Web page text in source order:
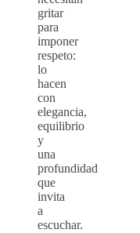
gritar
para
imponer
respeto:
lo
hacen
con
elegancia,
equilibrio
y
una
profundidad
que
invita
a
escuchar.